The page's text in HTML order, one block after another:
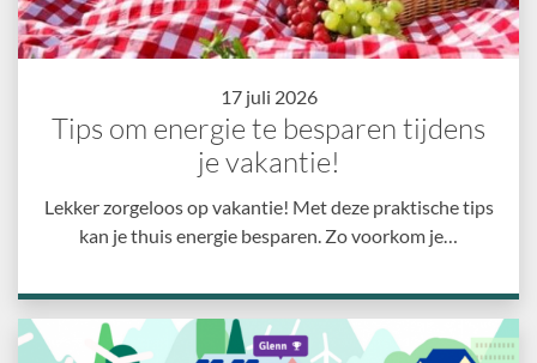
17 juli 2026
Tips om energie te besparen tijdens
je vakantie!
Lekker zorgeloos op vakantie! Met deze praktische tips
kan je thuis energie besparen. Zo voorkom je…